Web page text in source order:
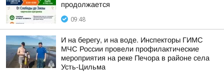
продолжается
09:48
И на берегу, и на воде. Инспекторы ГИМС
МЧС России провели профилактические
мероприятия на реке Печора в районе села
Усть-Цильма